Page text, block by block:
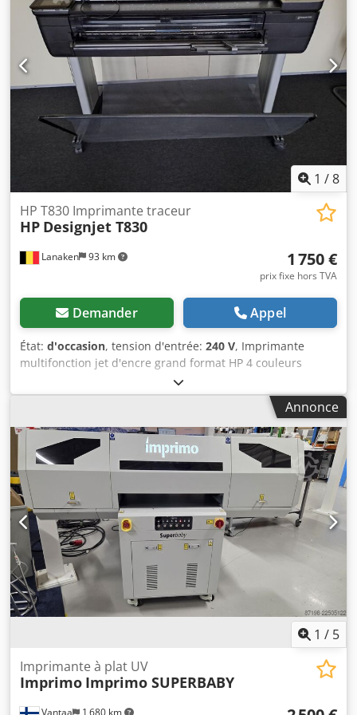
supplémentaires
1 /8
Lanaken 93 km
HP T830 Imprimante traceur
HP Designjet T830
1 750 €
prix fixe hors TVA
Demander Appel
État: d'occasion, tension d'entrée: 240 V, Imprimante
multifonction jet d'encre grand format HP 4 couleurs
Modèle F9A30A Impression/Numérisation/Copie Écran
tactile Dkodpoyipt Dofx Ahfjr Formats d'impression : A1,
A2, A3, A4 Vitesse d'impression format A1 : 25 s/page ou 81
impressions/heure
Annonce
1 / 5
Imprimante à plat UV
Imprimo Imprimo SUPERBABY